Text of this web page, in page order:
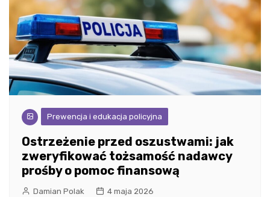
Prewencja i edukacja policyjna
Ostrzeżenie przed oszustwami: jak
zweryfikować tożsamość nadawcy
prośby o pomoc finansową
Damian Polak 4 maja 2026